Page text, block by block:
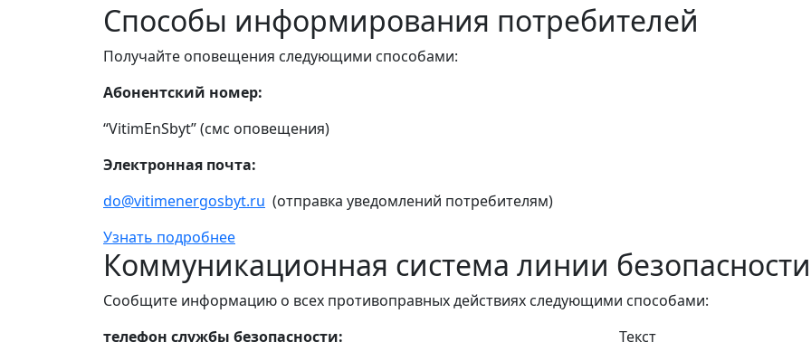
Способы информирования потребителей
Получайте оповещения следующими способами:
Абонентский номер:
“VitimEnSbyt” (смс оповещения)
Электронная почта:
do@vitimenergosbyt.ru (отправка уведомлений потребителям)
Узнать подробнее
Коммуникационная система линии безопасности
Сообщите информацию о всех противоправных действиях следующими способами:
телефон службы безопасности:
Текст